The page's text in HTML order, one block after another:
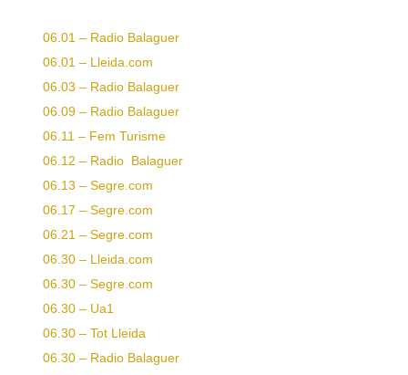
06.01 – Radio Balaguer
06.01 – Lleida.com
06.03 – Radio Balaguer
06.09 – Radio Balaguer
06.11 – Fem Turisme
06.12 – Radio Balaguer
06.13 – Segre.com
06.17 – Segre.com
06.21 – Segre.com
06.30 – Lleida.com
06.30 – Segre.com
06.30 – Ua1
06.30 – Tot Lleida
06.30 – Radio Balaguer